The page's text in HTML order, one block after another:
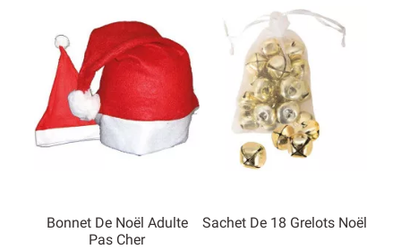
Bonnet De Noël Adulte
Pas Cher
Sachet De 18 Grelots Noël